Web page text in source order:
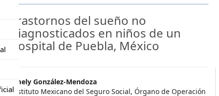
Trastornos del sueño no
diagnosticados en niños de un
hospital de Puebla, México
Emely González-Mendoza
Instituto Mexicano del Seguro Social, Órgano de Operación